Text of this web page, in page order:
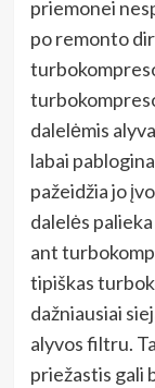
priemonei
po remonto
dalelėmis
labai
pažeidžia jo
dalelės
ant
tipiškas
dažniausiai
alyvos filtru.
priežastis gali